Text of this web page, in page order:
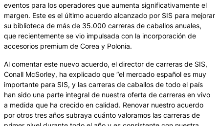
eventos para los operadores que aumenta significativamente el
margen. Este es el último acuerdo alcanzado por SIS para mejorar
su biblioteca de más de 35.000 carreras de caballos anuales,
que recientemente se vio impulsada con la incorporación de
accesorios premium de Corea y Polonia.
Al comentar este nuevo acuerdo, el director de carreras de SIS,
Conall McSorley, ha explicado que “el mercado español es muy
importante para SIS, y las carreras de caballos de todo el país
han sido una parte integral de nuestra oferta de carreras en vivo
a medida que ha crecido en calidad. Renovar nuestro acuerdo
por otros tres años subraya cuánto valoramos las carreras de